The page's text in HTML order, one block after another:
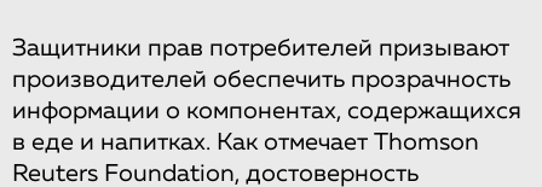
Защитники прав потребителей призывают
производителей обеспечить прозрачность
информации о компонентах, содержащихся
в еде и напитках. Как отмечает Thomson
Reuters Foundation, достоверность